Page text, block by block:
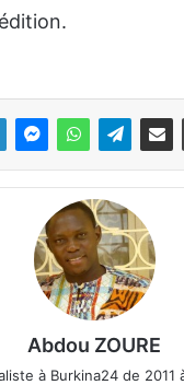
Abdou ZOURE
à Burkina24 de 2011